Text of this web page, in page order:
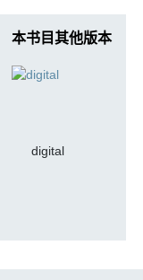
本书目其他版本
digital